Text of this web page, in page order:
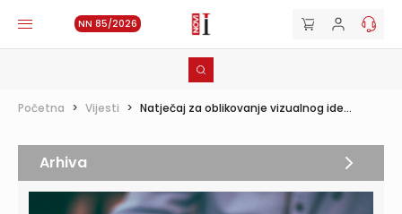
NN 85/2026
Početna > Vijesti > Natječaj za oblikovanje vizualnog ide...
Arhiva